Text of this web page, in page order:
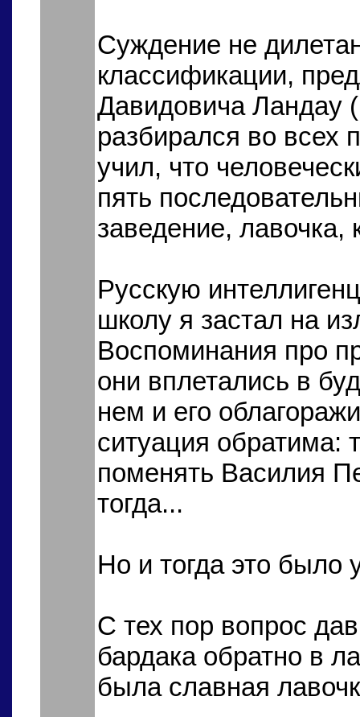
Суждение не
классификации,
Давидовича Ландау
разбирался во всех
учил, что
пять
заведение, лавочка,
Русскую
школу я застал на
Воспоминания про
они вплетались в
нем и его
ситуация обратима:
поменять Василия
тогда...
Но и тогда это было
С тех пор вопрос
бардака обратно в
была славная